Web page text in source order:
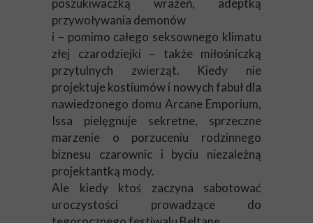
przywoływania demonów
i – pomimo całego seksownego klimatu
złej czarodziejki – także miłośniczką
przytulnych zwierząt. Kiedy nie
projektuje kostiumów i nowych fabuł dla
nawiedzonego domu Arcane Emporium,
Issa pielęgnuje sekretne, sprzeczne
marzenie o porzuceniu rodzinnego
biznesu czarownic i byciu niezależną
projektantką mody.
Ale kiedy ktoś zaczyna sabotować
uroczystości prowadzące do